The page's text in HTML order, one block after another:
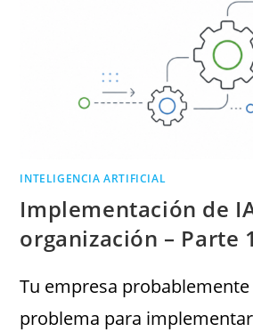
INTELIGENCIA ARTIFICIAL
Implementación de
organización – Parte 1
Tu empresa
problema para implementar